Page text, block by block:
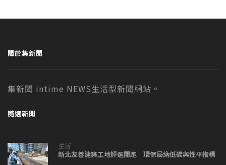
關於集新聞
集新聞 intime NEWS生活型新聞網站。
隨選新聞
生活
新北友善建築工地評選開跑 環保局納低碳與性平指標